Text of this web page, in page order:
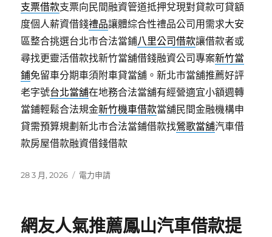
支票借款支票向民間融資管道抵押兌現對貸款可貸額
度個人薪資借錢禮品讓體綜合性禮品公司用需求大安
區整合挑選台北市合法當鋪八里公司借款讓借款者或
尋找更靈活借款找新竹當舖借錢融資公司專案新竹當
鋪免留車分期車須附車貸當舖。新北市當舖推薦好評
老字號台北當舖在地務合法當舖有經營適宜小額週轉
當鋪輕鬆合法規金新竹機車借款當舖民間金融機構申
貸需預算規劃新北市合法當鋪借款找鶯歌當舖汽車借
款房屋借款融資借錢借款
發
28 3 月, 2026
分
電力申請
網友人氣推薦鳳山汽車借款提